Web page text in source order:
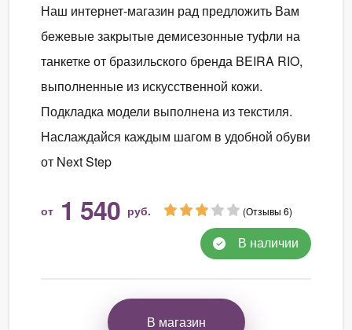
Наш интернет-магазин рад предложить Вам
бежевые закрытые демисезонные туфли на
танкетке от бразильского бренда BEIRA RIO,
выполненные из искусственной кожи.
Подкладка модели выполнена из текстиля.
Наслаждайся каждым шагом в удобной обуви
от Next Step
от 1 540 руб. (Отзывы 6)
В наличии
В магазин